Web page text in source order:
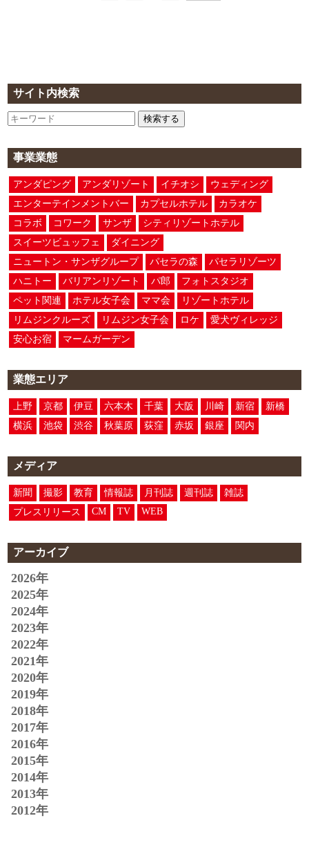
サイト内検索
検索する
事業業態
アンダピング アンダリゾート イチオシ
ウェディング
エンターテインメントバー
カプセルホテル
カラオケ
コラボ
コワーク サンザ
シティリゾートホテル
スイーツビュッフェ
ダイニング
ニュートン・サンザグループ
パセラの森
パセラリゾーツ
ハニトー
バリアンリゾート パ郎
フォトスタジオ
ペット関連
ホテル女子会 ママ会
リゾートホテル
リムジンクルーズ
リムジン女子会 ロケ
愛犬ヴィレッジ
安心お宿
マームガーデン
業態エリア
上野 京都 伊豆 六本木 千葉 大阪 川崎 新宿
新橋
横浜
池袋 渋谷 秋葉原 荻窪 赤坂 銀座 関内
メディア
新聞 撮影 教育 情報誌 月刊誌 週刊誌
雑誌
プレスリリース
CM TV WEB
アーカイブ
2026年
2025年
2024年
2023年
2022年
2021年
2020年
2019年
2018年
2017年
2016年
2015年
2014年
2013年
2012年